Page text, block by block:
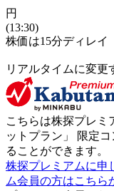
円
(13:30)
株価は15分ディレイ
リアルタイムに変更
こちらは株探プレミ
ットプラン 」 限定
ることができます。
株探プレミアムに申
ム会員の方はこちら